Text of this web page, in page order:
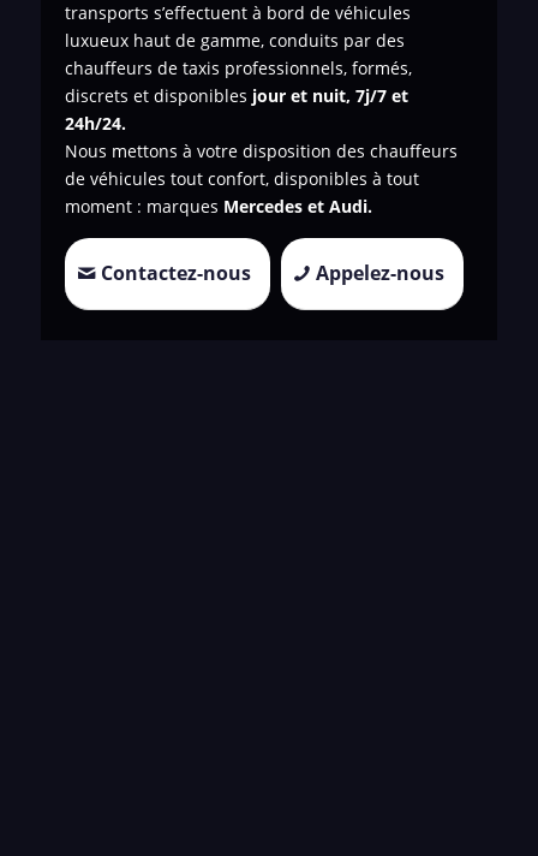
transports s’effectuent à bord de véhicules
luxueux haut de gamme, conduits par des
chauffeurs de taxis professionnels, formés,
discrets et disponibles jour et nuit, 7j/7 et
24h/24.
Nous mettons à votre disposition des chauffeurs
de véhicules tout confort, disponibles à tout
moment : marques Mercedes et Audi.
Contactez-nous Appelez-nous